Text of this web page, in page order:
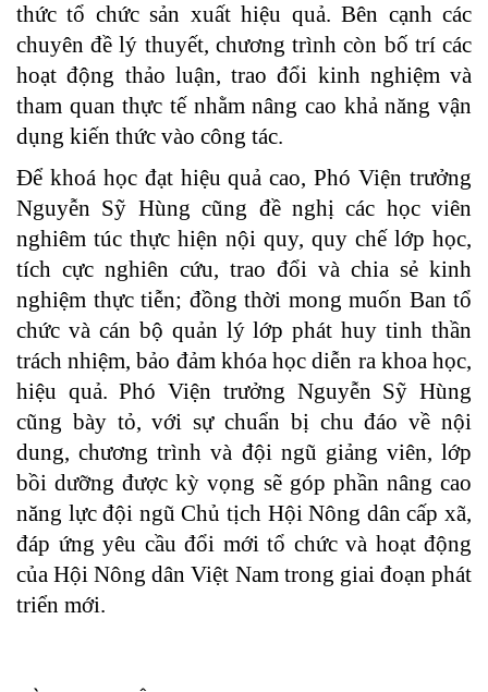
thức tổ chức sản xuất hiệu quả. Bên cạnh các
chuyên đề lý thuyết, chương trình còn bố trí các
hoạt động thảo luận, trao đổi kinh nghiệm và
tham quan thực tế nhằm nâng cao khả năng vận
dụng kiến thức vào công tác.
Để khoá học đạt hiệu quả cao, Phó Viện trưởng
Nguyễn Sỹ Hùng cũng đề nghị các học viên
nghiêm túc thực hiện nội quy, quy chế lớp học,
tích cực nghiên cứu, trao đổi và chia sẻ kinh
nghiệm thực tiễn; đồng thời mong muốn Ban tổ
chức và cán bộ quản lý lớp phát huy tinh thần
trách nhiệm, bảo đảm khóa học diễn ra khoa học,
hiệu quả. Phó Viện trưởng Nguyễn Sỹ Hùng
cũng bày tỏ, với sự chuẩn bị chu đáo về nội
dung, chương trình và đội ngũ giảng viên, lớp
bồi dưỡng được kỳ vọng sẽ góp phần nâng cao
năng lực đội ngũ Chủ tịch Hội Nông dân cấp xã,
đáp ứng yêu cầu đổi mới tổ chức và hoạt động
của Hội Nông dân Việt Nam trong giai đoạn phát
triển mới.